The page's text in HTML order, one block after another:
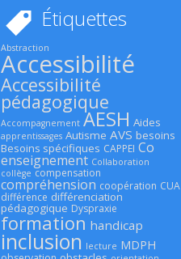
Étiquettes
Abstraction
Accessibilité
Accessibilité
pédagogique
Accompagnement AESH Aides
apprentissages Autisme AVS besoins
Besoins spécifiques CAPPEI Co
enseignement Collaboration
collège compensation
compréhension coopération CUA
différence différenciation
pédagogique Dyspraxie
formation handicap
inclusion lecture MDPH